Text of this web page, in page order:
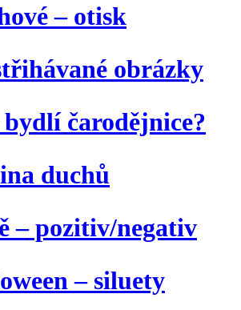
– otisk
obrázky
čarodějnice?
duchů
– pozitiv/negativ
– siluety